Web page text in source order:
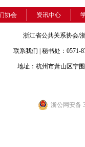
协会 资讯中心
浙江省公共关系协会/
联系我们 | 秘书处：0571-
地址：杭州市萧山区宁
浙公网安备